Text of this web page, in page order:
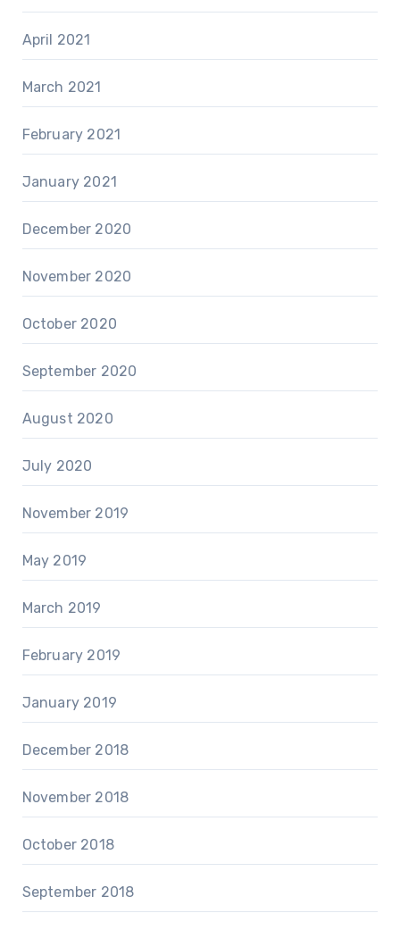
April 2021
March 2021
February 2021
January 2021
December 2020
November 2020
October 2020
September 2020
August 2020
July 2020
November 2019
May 2019
March 2019
February 2019
January 2019
December 2018
November 2018
October 2018
September 2018